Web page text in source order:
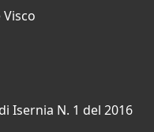
Isernia N. 1 del 2016